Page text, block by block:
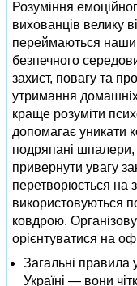
Розуміння
вихованців велику
переймаються
безпечного
захист, повагу та
утримання
краще розуміти
допомагає уникати
подряпані
привернути увагу
перетворюється на
використовуються
ковдрою.
орієнтуватися на
Загальні правила
Україні — вони